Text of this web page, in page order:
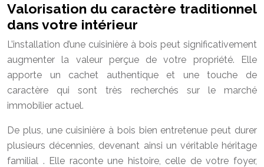
Valorisation du caractère traditionnel
dans votre intérieur
L’installation d’une cuisinière à bois peut significativement
augmenter la valeur perçue de votre propriété. Elle
apporte un cachet authentique et une touche de
caractère qui sont très recherchés sur le marché
immobilier actuel.
De plus, une cuisinière à bois bien entretenue peut durer
plusieurs décennies, devenant ainsi un véritable héritage
familial . Elle raconte une histoire, celle de votre foyer,